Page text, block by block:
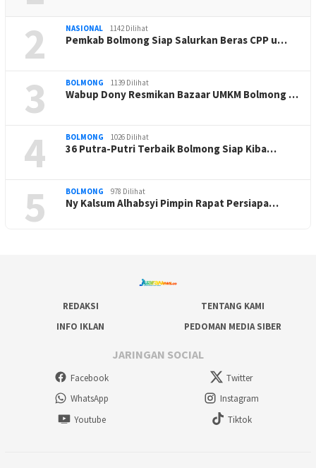
2 NASIONAL 1142 Dilihat
Pemkab Bolmong Siap Salurkan Beras CPP u…
3 BOLMONG 1139 Dilihat
Wabup Dony Resmikan Bazaar UMKM Bolmong …
4 BOLMONG 1026 Dilihat
36 Putra-Putri Terbaik Bolmong Siap Kiba…
5 BOLMONG 978 Dilihat
Ny Kalsum Alhabsyi Pimpin Rapat Persiapa…
REDAKSI
TENTANG KAMI
INFO IKLAN
PEDOMAN MEDIA SIBER
JARINGAN SOCIAL
Facebook
Twitter
WhatsApp
Instagram
Youtube
Tiktok